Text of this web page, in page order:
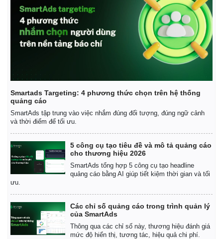
Quan sát
Cuộc sống đó đây
Hồ sơ
Video
Ảnh
E-Magazine
Infographic
Smartads Targeting: 4 phương thức chọn trên hệ thống
quảng cáo
SmartAds tập trung vào việc nhắm đúng đối tượng, đúng ngữ cảnh
và thời điểm để tối ưu.
5 công cụ tạo tiêu đề và mô tả quảng cáo
cho thương hiệu 2026
SmartAds tổng hợp 5 công cụ tạo headline
quảng cáo bằng AI giúp tiết kiệm thời gian và tối
ưu.
Các chỉ số quảng cáo trong trình quản lý
của SmartAds
Thông qua các chỉ số này, thương hiệu đánh giá
mức độ hiển thị, tương tác, hiệu quả chi phí.